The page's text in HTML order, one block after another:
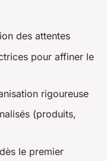
des attentes
pour affiner le
rigoureuse
(produits,
le premier